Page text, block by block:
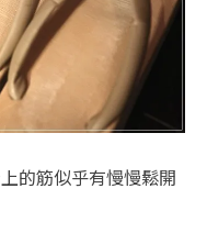
的筋似乎有慢慢鬆開